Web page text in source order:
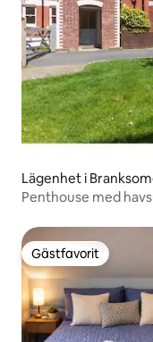
Lägenhet i
Penthouse med
Gästfavorit
Gästfavorit